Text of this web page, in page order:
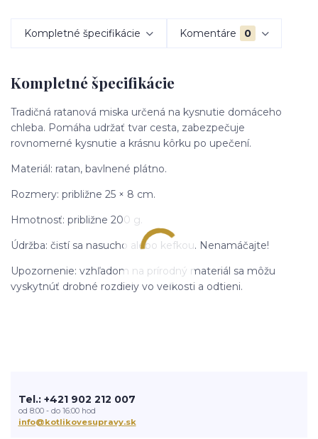
Kompletné špecifikácie Komentáre 0
Kompletné špecifikácie
Tradičná ratanová miska určená na kysnutie domáceho
chleba. Pomáha udržať tvar cesta, zabezpečuje
rovnomerné kysnutie a krásnu kôrku po upečení.
Materiál: ratan, bavlnené plátno.
Rozmery: približne 25 × 8 cm.
Hmotnosť: približne 200 g.
Údržba: čistí sa nasucho alebo kefkou. Nenamáčajte!
Upozornenie: vzhľadom na prírodný materiál sa môžu
vyskytnúť drobné rozdiely vo veľkosti a odtieni.
Tel.: +421 902 212 007
od 8:00 - do 16:00 hod
info@kotlikovesupravy.sk